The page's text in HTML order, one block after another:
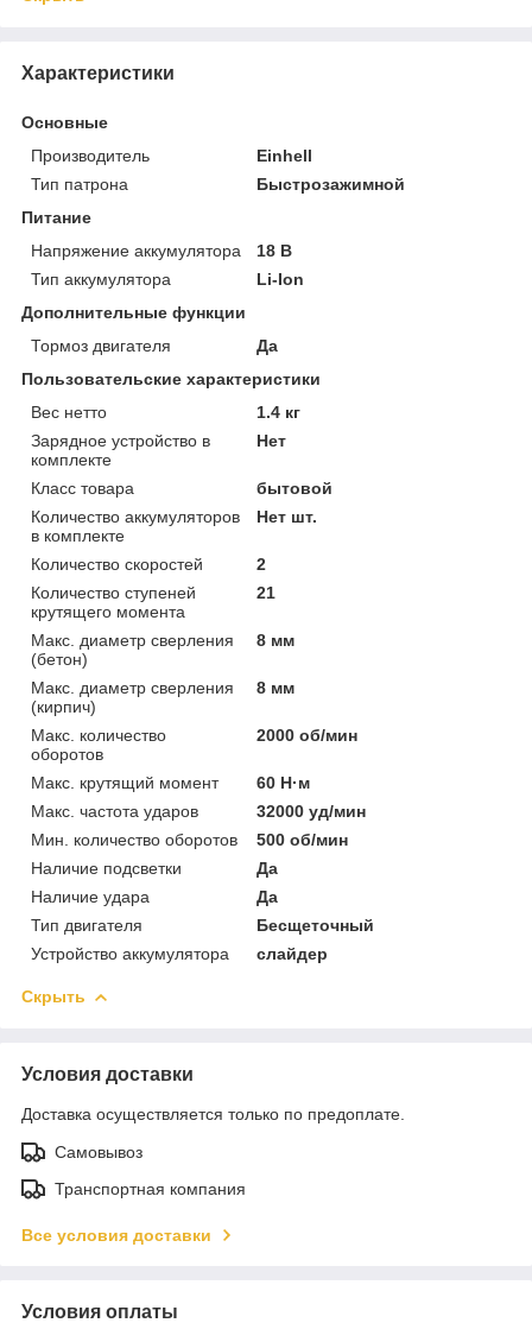
Характеристики
Основные
Производитель
Einhell
Тип патрона
Быстрозажимной
Питание
Напряжение аккумулятора
18 В
Тип аккумулятора
Li-Ion
Дополнительные функции
Тормоз двигателя
Да
Пользовательские характеристики
Вес нетто
1.4 кг
Зарядное устройство в
комплекте
Нет
Класс товара
бытовой
Количество аккумуляторов
в комплекте
Нет шт.
Количество скоростей
2
Количество ступеней
крутящего момента
21
Макс. диаметр сверления
(бетон)
8 мм
Макс. диаметр сверления
(кирпич)
8 мм
Макс. количество
оборотов
2000 об/мин
Макс. крутящий момент
60 Н·м
Макс. частота ударов
32000 уд/мин
Мин. количество оборотов
500 об/мин
Наличие подсветки
Да
Наличие удара
Да
Тип двигателя
Бесщеточный
Устройство аккумулятора
слайдер
Скрыть
Условия доставки
Доставка осуществляется только по предоплате.
Самовывоз
Транспортная компания
Все условия доставки
Условия оплаты